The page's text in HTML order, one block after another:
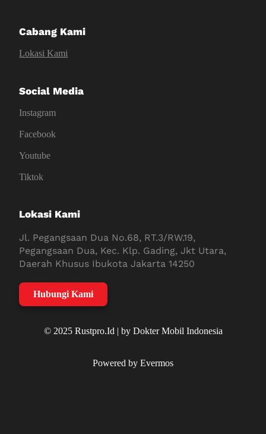
Cabang Kami
Lokasi Kami
Social Media
Instagram
Facebook
Youtube
Tiktok
Lokasi Kami
Jl. Pegangsaan Dua No.68, RT.3/RW.19,
Pegangsaan Dua, Kec. Klp. Gading, Jkt Utara,
Daerah Khusus Ibukota Jakarta 14250
Hubungi Kami
© 2025 Rustpro.Id | by Dokter Mobil Indonesia
Powered by Evermos